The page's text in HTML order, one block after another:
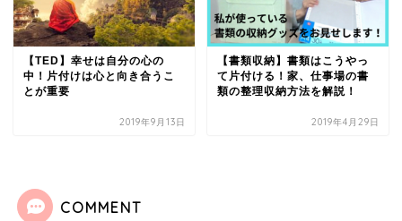
【TED】幸せは自分の心の
中！片付けは心と向き合うこ
とが重要
2019年9月13日
【書類収納】書類はこうやっ
て片付ける！家、仕事場の書
類の整理収納方法を解説！
2019年4月29日
COMMENT